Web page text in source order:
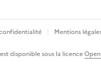
Mentions
disponible sous la licence